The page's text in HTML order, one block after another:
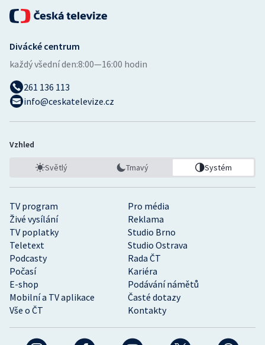
Ostatní
TV program
Pro média
Živé vysílání
Reklama
TV poplatky
Studio Brno
Teletext
Studio Ostrava
Podcasty
Rada ČT
Počasí
Kariéra
E-shop
Podávání námětů
Mobilní a TV aplikace
Časté dotazy
Vše o ČT
Kontakty
Divácké centrum
každý všední den:8:00—16:00 hodin
261 136 113
info@ceskatelevize.cz
Vzhled
Světlý Tmavý Systém